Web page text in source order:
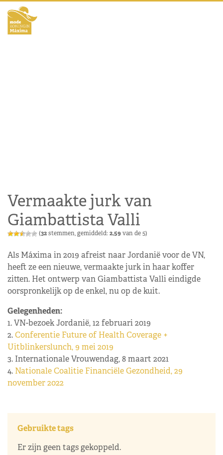
Vermaakte jurk van
Giambattista Valli
(32stemmen, gemiddeld: 2,59van de 5)
Als Máxima in 2019 afreist naar Jordanië voor de VN,
heeft ze een nieuwe, vermaakte jurk in haar koffer
zitten. Het ontwerp van Giambattista Valli eindigde
oorspronkelijk op de enkel, nu op de kuit.
Gelegenheden:
1. VN-bezoek Jordanië, 12 februari 2019
2.Conferentie Future of Health Coverage +
Uitblinkerslunch, 9 mei 2019
3. Internationale Vrouwendag, 8 maart 2021
4. Nationale Coalitie Financiële Gezondheid, 29
november 2022
Gebruikte tags
Er zijn geen tags gekoppeld.